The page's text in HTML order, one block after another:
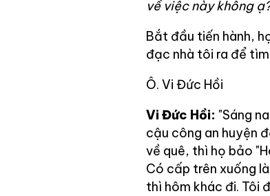
về việc này không
Bắt đầu tiến hành,
đạc nhà tôi ra để
Ô. Vi Đức Hồi
Vi Đức Hồi: "Sáng
cậu công an huyện
về quê, thì họ bảo
Có cấp trên xuống
thì hôm khác đi. Tôi